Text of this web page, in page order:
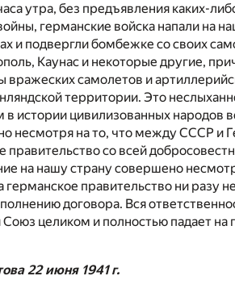
утра, без предъявления каких-
германские войска напали на
и подвергли бомбежке со своих
Каунас и некоторые другие,
вражеских самолетов и
территории. Это
истории цивилизованных народов
несмотря на то, что между СССР и
правительство со всей
на нашу страну совершено
германское правительство ни разу
договора. Вся
Союз целиком и полностью падает на
22 июня 1941 г.